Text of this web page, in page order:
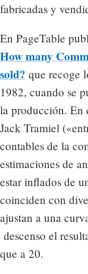
fabricadas y
En PageTable
How many
sold? que recoge
1982, cuando se
la producción. En
Jack Tramiel
contables de la
estimaciones de
estar inflados de
coinciden con
ajustan a una
descenso el
que a 20.